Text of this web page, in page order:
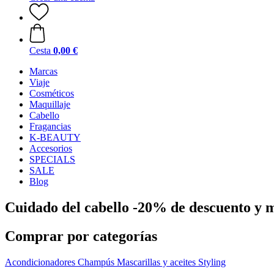
Cesta 0,00 €
Marcas
Viaje
Cosméticos
Maquillaje
Cabello
Fragancias
K-BEAUTY
Accesorios
SPECIALS
SALE
Blog
Cuidado del cabello -20% de descuento y
Comprar por categorías
Acondicionadores Champús Mascarillas y aceites Styling